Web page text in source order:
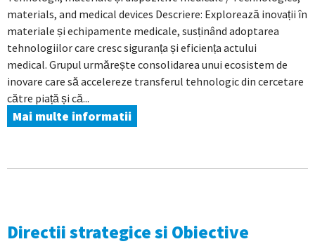
materials, and medical devices Descriere: Explorează inovații în
materiale și echipamente medicale, susținând adoptarea
tehnologiilor care cresc siguranța și eficiența actului
medical. Grupul urmărește consolidarea unui ecosistem de
inovare care să accelereze transferul tehnologic din cercetare
către piață și că...
Mai multe informatii
Directii strategice si Obiective